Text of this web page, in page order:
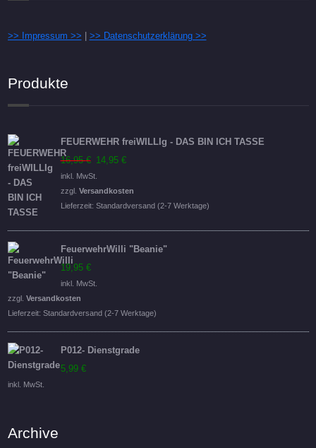
>> Impressum >> >> Datenschutzerklärung >>
Produkte
FEUERWEHR freiWILLIg - DAS BIN ICH TASSE
16,95€ Ursprünglicher
Preis
war:
16,95 €
14,95 €
ist:
14,95 €.
inkl. MwSt.
zzgl. Versandkosten
Lieferzeit: Standardversand (2-7 Werktage)
FeuerwehrWilli "Beanie"
19,95 €
inkl. MwSt.
zzgl. Versandkosten
Lieferzeit: Standardversand (2-7 Werktage)
P012- Dienstgrade
5,99 €
inkl. MwSt.
Archive